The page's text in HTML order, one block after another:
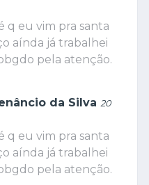
q eu vim pra santa
aínda já trabalhei
pela atenção.
da Silva 20
q eu vim pra santa
aínda já trabalhei
pela atenção.